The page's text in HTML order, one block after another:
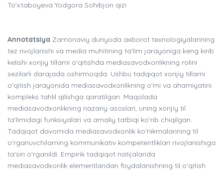
To'xtaboyeva Yodgora Sohibjon qizi
Annotatsiya Zamonaviy dunyoda axborot texnologiyalarining
tez rivojlanishi va media muhitining ta'lim jarayoniga keng kirib
kelishi xorijiy tillarni o'qitishda mediasavodxonlikning rolini
sezilarli darajada oshirmoqda. Ushbu tadqiqot xorijiy tillarni
o'qitish jarayonida mediasavodxonlikning o'rni va ahamiyatini
kompleks tahlil qilishga qaratilgan. Maqolada
mediasavodxonlikning nazariy asoslari, uning xorijiy til
ta'limidagi funksiyalari va amaliy tatbiqi ko'rib chiqilgan.
Tadqiqot davomida mediasavodxonlik ko'nikmalarining til
o'rganuvchilarning kommunikativ kompetentliklari rivojlanishiga
ta'siri o'rganildi. Empirik tadqiqot natijalarida
mediasavodxonlik elementlaridan foydalanishning til o'qitish